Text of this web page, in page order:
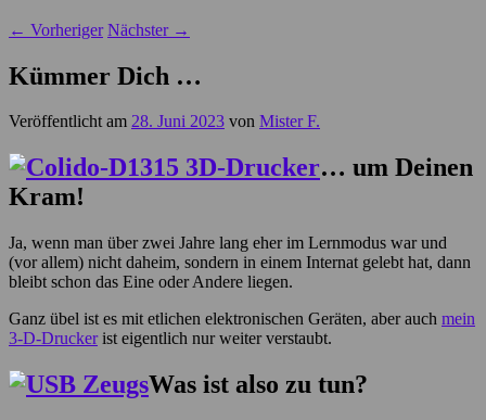
← Vorheriger Nächster →
Kümmer Dich …
Veröffentlicht am 28. Juni 2023 von Mister F.
… um Deinen
Kram!
Ja, wenn man über zwei Jahre lang eher im Lernmodus war und
(vor allem) nicht daheim, sondern in einem Internat gelebt hat, dann
bleibt schon das Eine oder Andere liegen.
Ganz übel ist es mit etlichen elektronischen Geräten, aber auch mein
3-D-Druckerist eigentlich nur weiter verstaubt.
Was ist also zu tun?